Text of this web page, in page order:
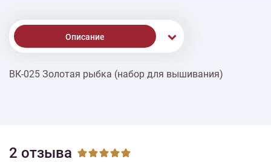
Описание
Доставка
ВК-025 Золотая рыбка (набор для вышивания)
2 отзыва